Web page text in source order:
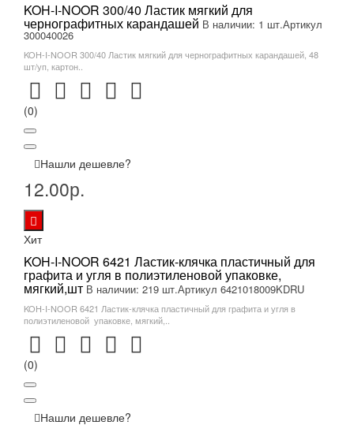
KOH-I-NOOR 300/40 Ластик мягкий для
чернографитных карандашей В наличии: 1 шт.Артикул
300040026
KOH-I-NOOR 300/40 Ластик мягкий для чернографитных карандашей, 48
шт/уп, картон..
(0)
Нашли дешевле?
12.00р.
Хит
KOH-I-NOOR 6421 Ластик-клячка пластичный для
графита и угля в полиэтиленовой упаковке,
мягкий,шт В наличии: 219 шт.Артикул 6421018009KDRU
KOH-I-NOOR 6421 Ластик-клячка пластичный для графита и угля в
полиэтиленовой упаковке, мягкий,..
(0)
Нашли дешевле?